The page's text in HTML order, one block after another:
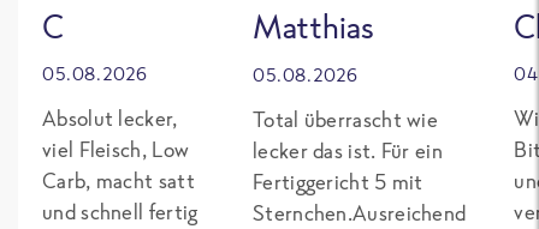
C
05.08.2026
Absolut lecker,
viel Fleisch, Low
Carb, macht satt
und schnell fertig
Matthias
05.08.2026
Total überrascht wie
lecker das ist. Für ein
Fertiggericht 5 mit
Sternchen.Ausreichend